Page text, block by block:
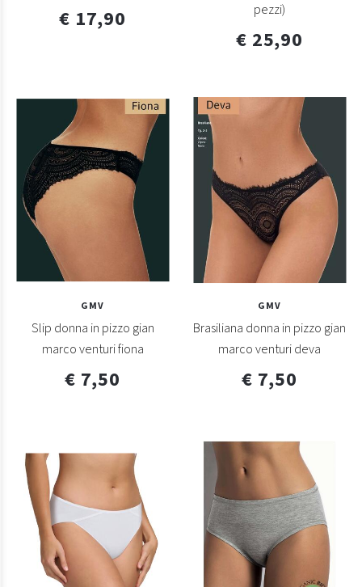
€ 17,90
pezzi)
€ 25,90
GMV
Slip donna in pizzo gian
marco venturi fiona
€ 7,50
GMV
Brasiliana donna in pizzo gian
marco venturi deva
€ 7,50